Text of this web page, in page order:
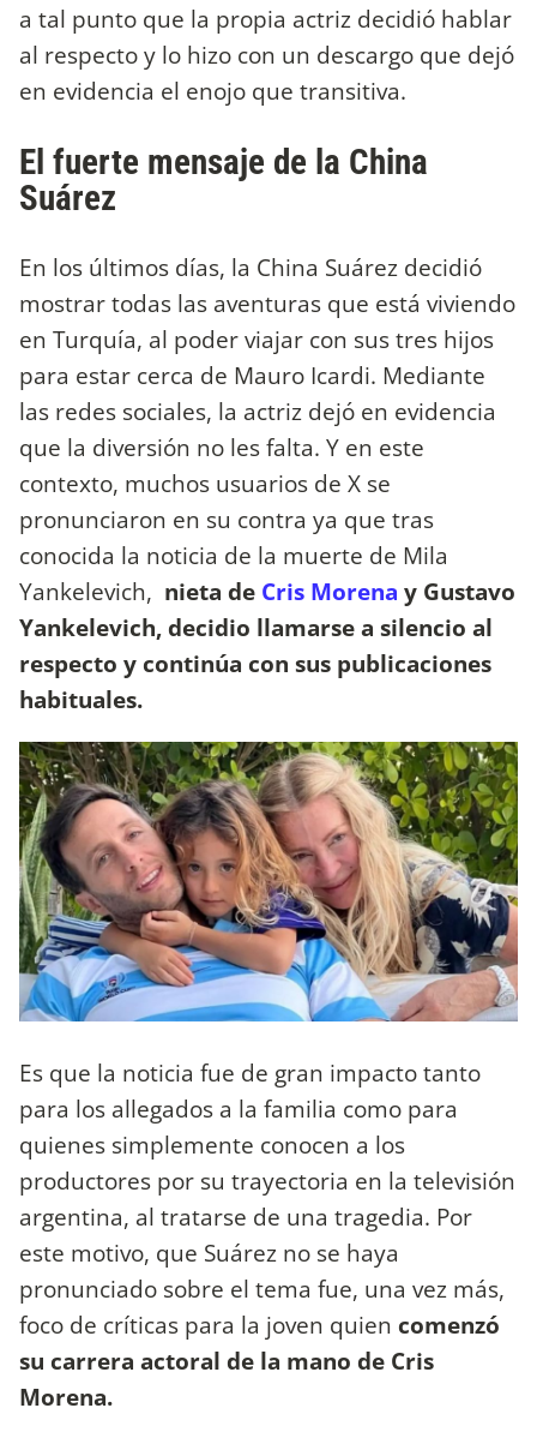
a tal punto que la propia actriz decidió hablar
al respecto y lo hizo con un descargo que dejó
en evidencia el enojo que transitiva.
El fuerte mensaje de la China
Suárez
En los últimos días, la China Suárez decidió
mostrar todas las aventuras que está viviendo
en Turquía, al poder viajar con sus tres hijos
para estar cerca de Mauro Icardi. Mediante
las redes sociales, la actriz dejó en evidencia
que la diversión no les falta. Y en este
contexto, muchos usuarios de X se
pronunciaron en su contra ya que tras
conocida la noticia de la muerte de Mila
Yankelevich, nieta de Cris Morena y Gustavo
Yankelevich, decidio llamarse a silencio al
respecto y continúa con sus publicaciones
habituales.
Es que la noticia fue de gran impacto tanto
para los allegados a la familia como para
quienes simplemente conocen a los
productores por su trayectoria en la televisión
argentina, al tratarse de una tragedia. Por
este motivo, que Suárez no se haya
pronunciado sobre el tema fue, una vez más,
foco de críticas para la joven quien comenzó
su carrera actoral de la mano de Cris
Morena.